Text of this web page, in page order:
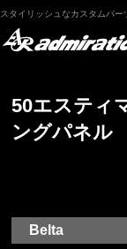
スタイリッシュなカスタムパー
50エスティ
ングパネル
Belta